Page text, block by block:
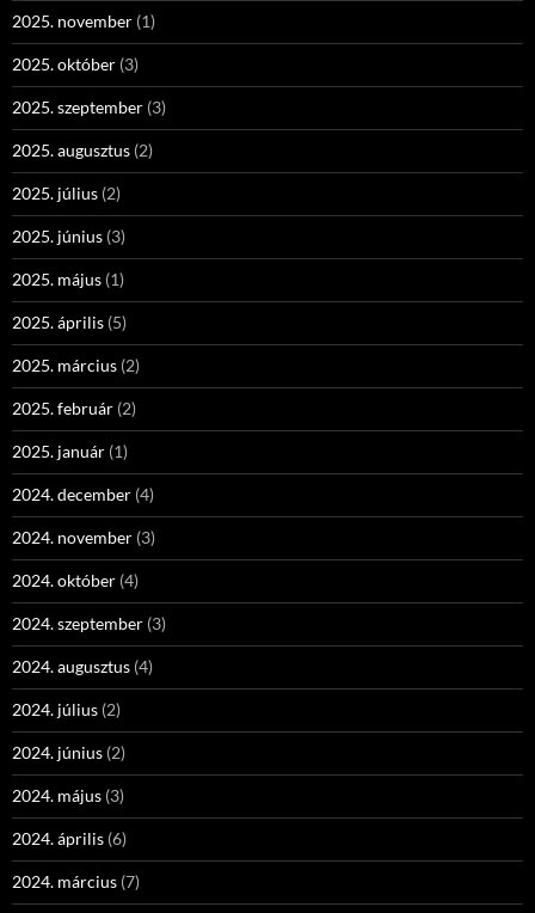
2025. november (1)
2025. október (3)
2025. szeptember (3)
2025. augusztus (2)
2025. július (2)
2025. június (3)
2025. május (1)
2025. április (5)
2025. március (2)
2025. február (2)
2025. január (1)
2024. december (4)
2024. november (3)
2024. október (4)
2024. szeptember (3)
2024. augusztus (4)
2024. július (2)
2024. június (2)
2024. május (3)
2024. április (6)
2024. március (7)